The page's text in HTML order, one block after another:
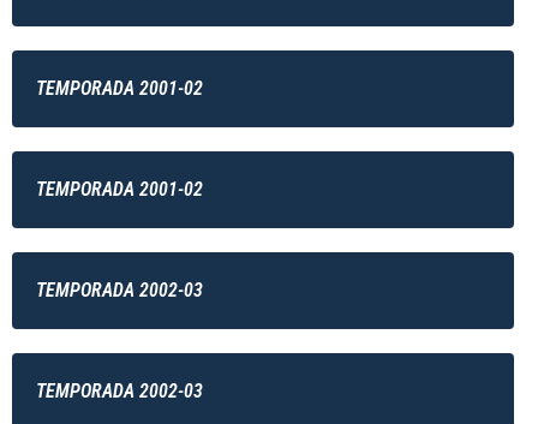
TEMPORADA 2001-02
TEMPORADA 2001-02
TEMPORADA 2002-03
TEMPORADA 2002-03